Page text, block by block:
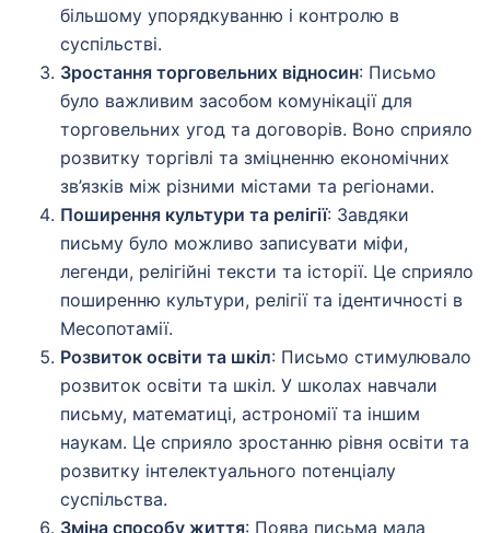
більшому упорядкуванню і контролю в
суспільстві.
Зростання торговельних відносин: Письмо
було важливим засобом комунікації для
торговельних угод та договорів. Воно сприяло
розвитку торгівлі та зміцненню економічних
зв’язків між різними містами та регіонами.
Поширення культури та релігії: Завдяки
письму було можливо записувати міфи,
легенди, релігійні тексти та історії. Це сприяло
поширенню культури, релігії та ідентичності в
Месопотамії.
Розвиток освіти та шкіл: Письмо стимулювало
розвиток освіти та шкіл. У школах навчали
письму, математиці, астрономії та іншим
наукам. Це сприяло зростанню рівня освіти та
розвитку інтелектуального потенціалу
суспільства.
Зміна способу життя: Поява письма мала